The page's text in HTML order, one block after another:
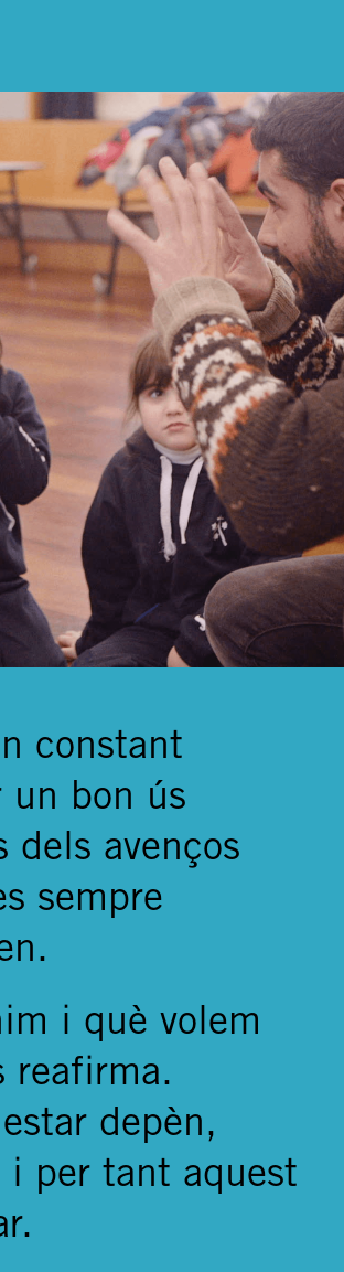
constant
un bon ús
dels avenços
sempre
i què volem
reafirma.
depèn,
i per tant aquest